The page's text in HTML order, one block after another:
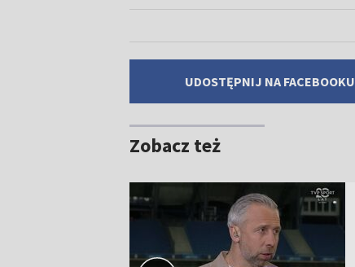
UDOSTĘPNIJ NA FACEBOOKU
Zobacz też